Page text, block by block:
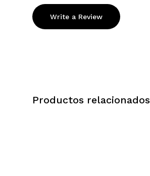
Write a Review
Productos relacionados